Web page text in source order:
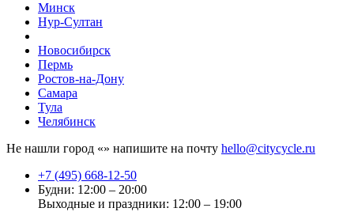
Минск
Нур-Султан
Новосибирск
Пермь
Ростов-на-Дону
Самара
Тула
Челябинск
Не нашли город «» напишите на почту hello@citycycle.ru
+7 (495) 668-12-50
Будни: 12:00 – 20:00
Выходные и праздники: 12:00 – 19:00